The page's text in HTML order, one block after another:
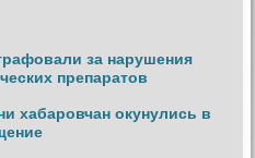
за нарушения
препаратов
хабаровчан окунулись в